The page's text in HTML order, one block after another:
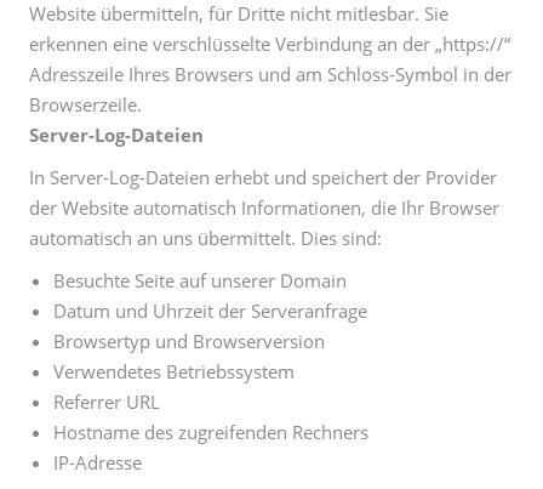
Website übermitteln, für Dritte nicht mitlesbar. Sie
erkennen eine verschlüsselte Verbindung an der „https://“
Adresszeile Ihres Browsers und am Schloss-Symbol in der
Browserzeile.
Server-Log-Dateien
In Server-Log-Dateien erhebt und speichert der Provider
der Website automatisch Informationen, die Ihr Browser
automatisch an uns übermittelt. Dies sind:
Besuchte Seite auf unserer Domain
Datum und Uhrzeit der Serveranfrage
Browsertyp und Browserversion
Verwendetes Betriebssystem
Referrer URL
Hostname des zugreifenden Rechners
IP-Adresse